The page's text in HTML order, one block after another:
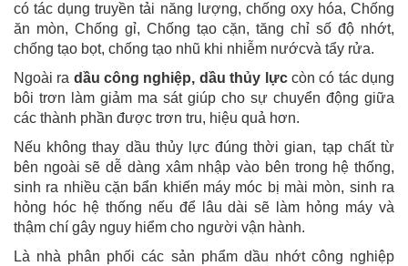
có tác dụng truyền tải năng lượng, chống oxy hóa, Chống
ăn mòn, Chống gỉ, Chống tạo cặn, tăng chỉ số độ nhớt,
chống tạo bọt, chống tạo nhũ khi nhiễm nướcvà tẩy rửa.
Ngoài ra dầu công nghiệp, dầu thủy lựccòn có tác dụng
bôi trơn làm giảm ma sát giúp cho sự chuyển động giữa
các thành phần được trơn tru, hiệu quả hơn.
Nếu không thay dầu thủy lực đúng thời gian, tạp chất từ
bên ngoài sẽ dễ dàng xâm nhập vào bên trong hệ thống,
sinh ra nhiều cặn bẩn khiến máy móc bị mài mòn, sinh ra
hỏng hóc hệ thống nếu để lâu dài sẽ làm hỏng máy và
thậm chí gây nguy hiểm cho người vận hành.
Là nhà phân phối các sản phẩm dầu nhớt công nghiệp